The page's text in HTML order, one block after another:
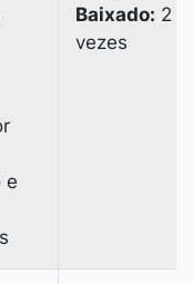
e
Baixado: 2
vezes